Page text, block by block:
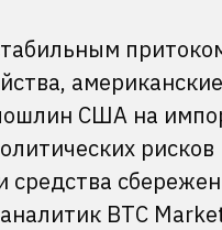
американские
США на
рисков
средства
BTC